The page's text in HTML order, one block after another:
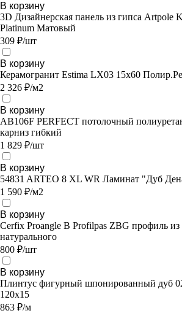
В корзину
3D Дизайнерская панель из гипса Artpole
Platinum Матовый
309 ₽/шт
В корзину
Керамогранит Estima LX03 15x60
2 326 ₽/м2
В корзину
AB106F PERFECT потолочный
карниз гибкий
1 829 ₽/шт
В корзину
54831 ARTEO 8 XL WR Ламинат "Дуб
1 590 ₽/м2
В корзину
Cerfix Proangle B Profilpas ZBG профиль
натурального
800 ₽/шт
В корзину
Плинтус фигурный шпонированный дуб
120x15
863 ₽/м